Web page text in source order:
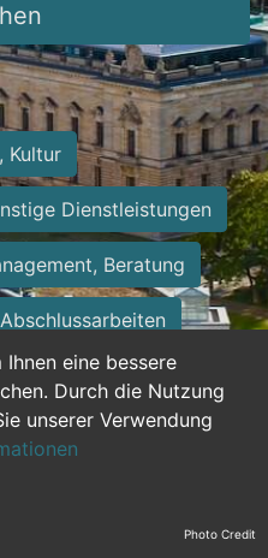
eine bessere
Durch die Nutzung
unserer Verwendung
Kultur
Dienstleistungen
Beratung
Sekretariat
Ausbildung Photo Credit